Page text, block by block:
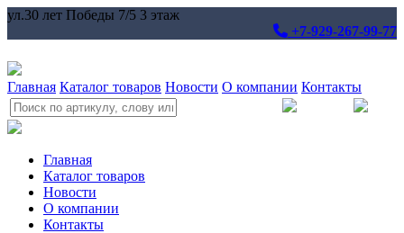
ул.30 лет Победы 7/5 3 этаж
+7-929-267-99-77
Главная Каталог товаров Новости О компании Контакты
Главная
Каталог товаров
Новости
О компании
Контакты